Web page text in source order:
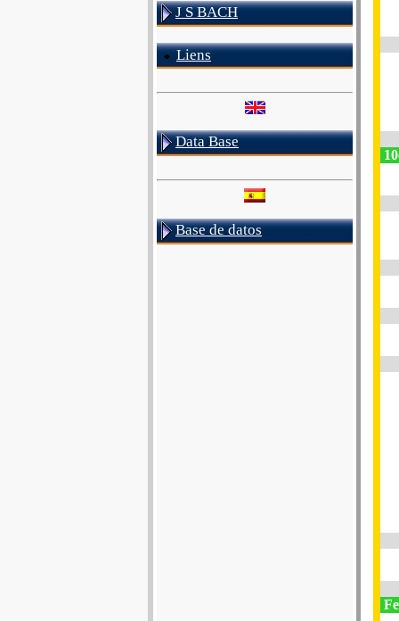
J S BACH
Liens
Data Base
Base de datos